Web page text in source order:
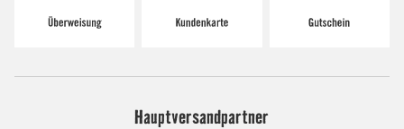
Hauptversandpartner